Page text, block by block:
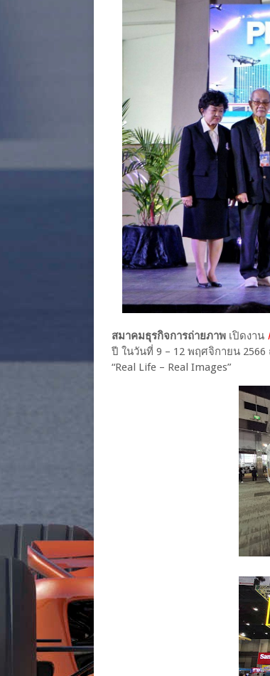
สมาคมธุรกิจการถ่ายภาพ เปิดงาน
ปี ในวันที่ 9 – 12 พฤศจิกายน
“Real Life – Real Images”